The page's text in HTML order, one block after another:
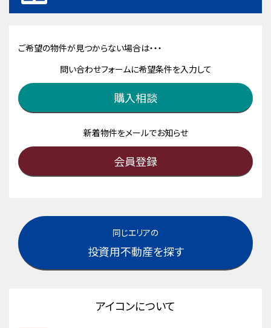
ご希望の物件が見つからない場合は・・・
問い合わせフォームに希望条件を入力して
購入相談
新着物件をメールでお知らせ
会員登録
同じエリアの
投資用不動産を探す
アイコンについて